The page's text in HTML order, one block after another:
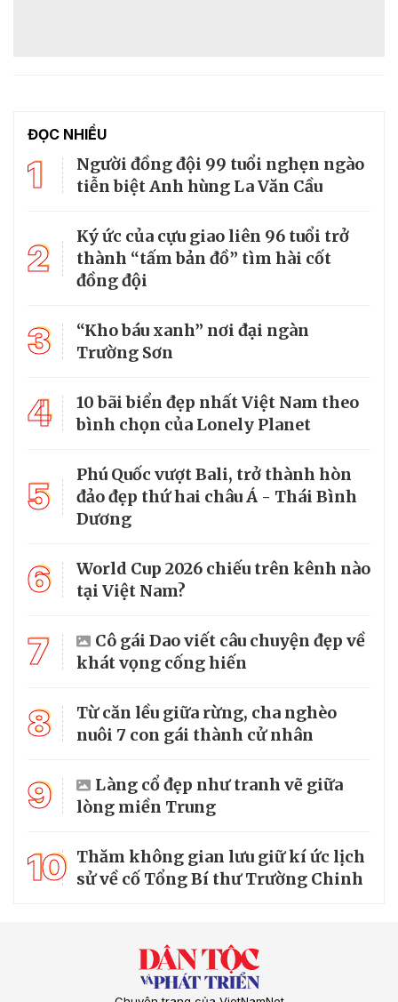
ĐỌC NHIỀU
1
Người đồng đội 99 tuổi nghẹn ngào
tiễn biệt Anh hùng La Văn Cầu
2
Ký ức của cựu giao liên 96 tuổi trở
thành “tấm bản đồ” tìm hài cốt
đồng đội
3
“Kho báu xanh” nơi đại ngàn
Trường Sơn
4
10 bãi biển đẹp nhất Việt Nam theo
bình chọn của Lonely Planet
5
Phú Quốc vượt Bali, trở thành hòn
đảo đẹp thứ hai châu Á - Thái Bình
Dương
6
World Cup 2026 chiếu trên kênh nào
tại Việt Nam?
7
Cô gái Dao viết câu chuyện đẹp về
khát vọng cống hiến
8
Từ căn lều giữa rừng, cha nghèo
nuôi 7 con gái thành cử nhân
9
Làng cổ đẹp như tranh vẽ giữa
lòng miền Trung
10 Thăm không gian lưu giữ kí ức lịch
sử về cố Tổng Bí thư Trường Chinh